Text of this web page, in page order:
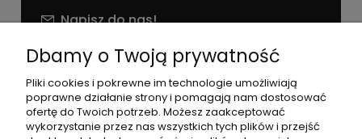
Napisz do nas!
NIP: 826 186 42 29
Dbamy o Twoją prywatność
Pliki cookies i pokrewne im technologie umożliwiają
poprawne działanie strony i pomagają nam dostosować
ofertę do Twoich potrzeb. Możesz zaakceptować
wykorzystanie przez nas wszystkich tych plików i przejść